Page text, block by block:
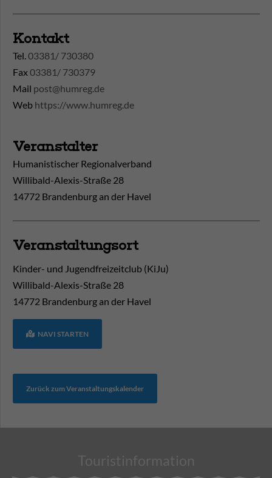
Kontakt
Tel.03381/ 730380
Fax03381/ 730379
Mail post@humreg.de
Web https://www.humreg.de
Veranstalter
Humanistischer Regionalverband
Willibald-Alexis-Straße 28
14772 Brandenburg an der Havel
Veranstaltungsort
Kinder- und Jugendfreizeitclub (KiJu)
Willibald-Alexis-Straße 28
14772 Brandenburg an der Havel
NAVI STARTEN
Zurück zum Veranstaltungskalender
Touristinformation